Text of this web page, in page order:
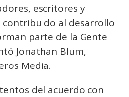
escritores y
al desarrollo
parte de la Gente
Jonathan Blum,
Media.
del acuerdo con